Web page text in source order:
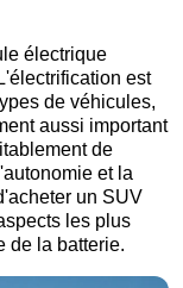
électrique
est
de véhicules,
aussi important
de
et la
un SUV
les plus
de la batterie.